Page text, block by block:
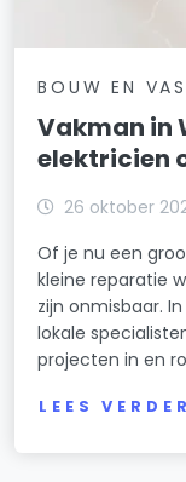
BOUW EN
Vakman in
elektricien
26 oktober
Of je nu een
kleine reparatie
zijn onmisbaar.
lokale
projecten in en
LEES VERDER